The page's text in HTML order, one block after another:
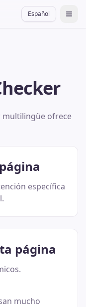
Español 切换
multilingüe ofrece
específica
página
mucho